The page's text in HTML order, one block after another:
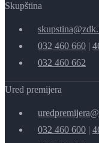
Skupština
032 460 660 |
032 460 662
Ured premijera
032 460 600 |